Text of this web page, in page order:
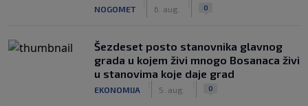
NOGOMET 6. aug. 0
Šezdeset posto stanovnika glavnog
grada u kojem živi mnogo Bosanaca živi
u stanovima koje daje grad
EKONOMIJA 5. aug. 0